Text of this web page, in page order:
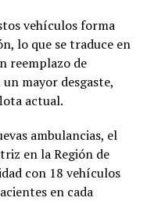
vehículos forma
lo que se traduce en
reemplazo de
mayor desgaste,
actual.
ambulancias, el
en la Región de
con 18 vehículos
en cada